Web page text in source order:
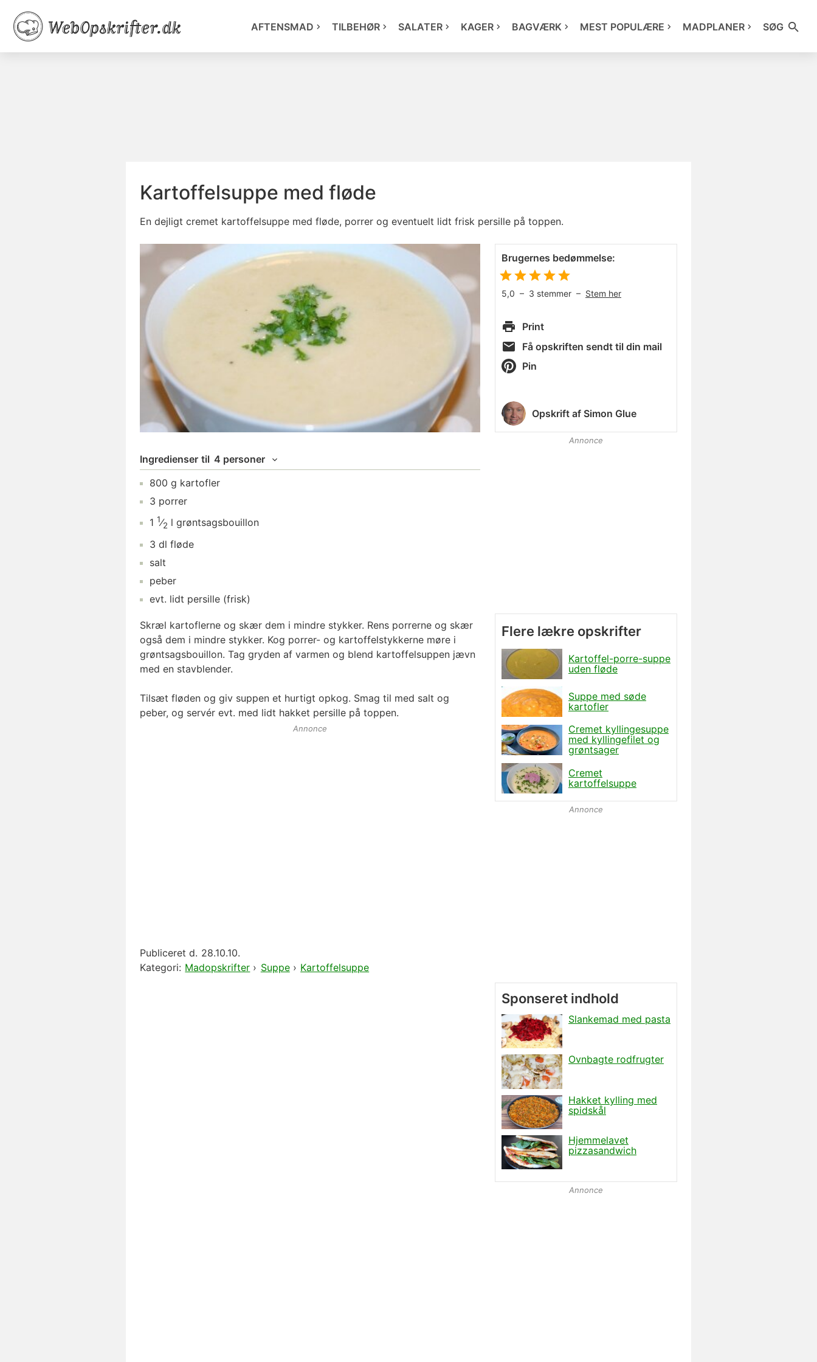
AFTENSMAD TILBEHØR SALATER KAGER BAGVÆRK MEST POPULÆRE MADPLANER SØG
Kartoffelsuppe med fløde
En dejligt cremet kartoffelsuppe med fløde, porrer og eventuelt lidt frisk persille på toppen.
Ingredienser til 4 personer
800 g kartofler
3 porrer
1 1⁄2 l grøntsagsbouillon
3 dl fløde
salt
peber
evt. lidt persille (frisk)
Skræl kartoflerne og skær dem i mindre stykker. Rens porrerne og skær
også dem i mindre stykker. Kog porrer- og kartoffelstykkerne møre i
grøntsagsbouillon. Tag gryden af varmen og blend kartoffelsuppen jævn
med en stavblender.
Tilsæt fløden og giv suppen et hurtigt opkog. Smag til med salt og
peber, og servér evt. med lidt hakket persille på toppen.
Annonce
Publiceret d. 28.10.10.
Kategori: Madopskrifter › Suppe› Kartoffelsuppe
Brugernes bedømmelse:
5,0 – 3 stemmer – Stem her
Print
Få opskriften sendt til din mail
Pin
Opskrift af Simon Glue
Annonce
Flere lækre opskrifter
Kartoffel-porre-suppe
uden fløde
Suppe med søde
kartofler
Cremet kyllingesuppe
med kyllingefilet og
grøntsager
Cremet
kartoffelsuppe
Annonce
Annonce